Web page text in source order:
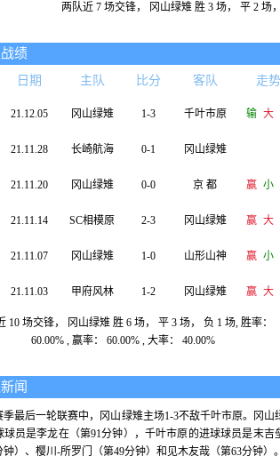
18.03.25 冈山绿雉
两队近 7 场交锋， 冈山绿雉 胜 3 场， 平 2 场
绩
日期 主队 比分 客队 走势
21.12.05 冈山绿雉 1-3 千叶市原 输 大
21.11.28 长崎航海 0-1 冈山绿雉
21.11.20 冈山绿雉 0-0 京 都 赢 小
21.11.14 SC相模原 2-3 冈山绿雉 赢 大
21.11.07 冈山绿雉 1-0 山形山神 赢 小
21.11.03 甲府风林 1-2 冈山绿雉 赢 大
21.10.31 冈山绿雉 1-1 新泻天鹅 赢 小
21.10.17 冈山绿雉 3-0 松本山雅
21.10.09 东京绿茵 1-2 冈山绿雉 赢 大
10 场交锋， 冈山绿雉 胜 6 场， 平 3 场， 负 1 场, 胜率：
60.00% , 赢率： 60.00% , 大率： 40.00%
闻
季最后一轮联赛中，冈山绿雉主场1-3不敌千叶市原。冈山
球员是李龙在（第91分钟），千叶市原的进球球员是末吉
钟）、樱川-所罗门（第49分钟）和见木友哉（第63分钟）。